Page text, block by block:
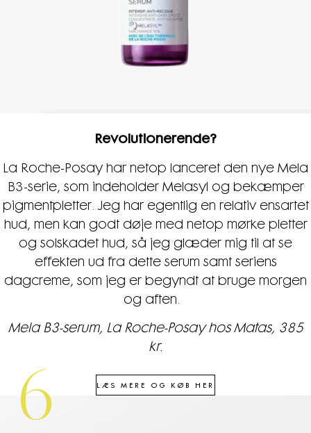
Revolutionerende?
La Roche-Posay har netop lanceret den nye Mela
B3-serie, som indeholder Melasyl og bekæmper
pigmentpletter. Jeg har egentlig en relativ ensartet
hud, men kan godt døje med netop mørke pletter
og solskadet hud, så jeg glæder mig til at se
effekten ud fra dette serum samt seriens
dagcreme, som jeg er begyndt at bruge morgen
og aften.
Mela B3-serum, La Roche-Posay hos Matas, 385
kr.
LÆS MERE OG KØB HER
6